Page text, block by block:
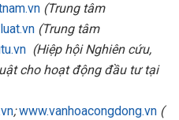
(Trung tâm
(Trung tâm
(Hiệp hội Nghiên cứu,
cho hoạt động đầu tư tại
;www.vanhoacongdong.vn (